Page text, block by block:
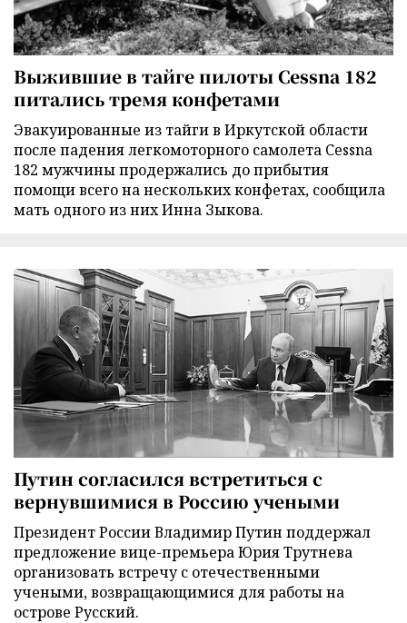
Выжившие в тайге пилоты Cessna 182
питались тремя конфетами
Эвакуированные из тайги в Иркутской области
после падения легкомоторного самолета Cessna
182 мужчины продержались до прибытия
помощи всего на нескольких конфетах, сообщила
мать одного из них Инна Зыкова.
Путин согласился встретиться с
вернувшимися в Россию учеными
Президент России Владимир Путин поддержал
предложение вице-премьера Юрия Трутнева
организовать встречу с отечественными
учеными, возвращающимися для работы на
острове Русский.